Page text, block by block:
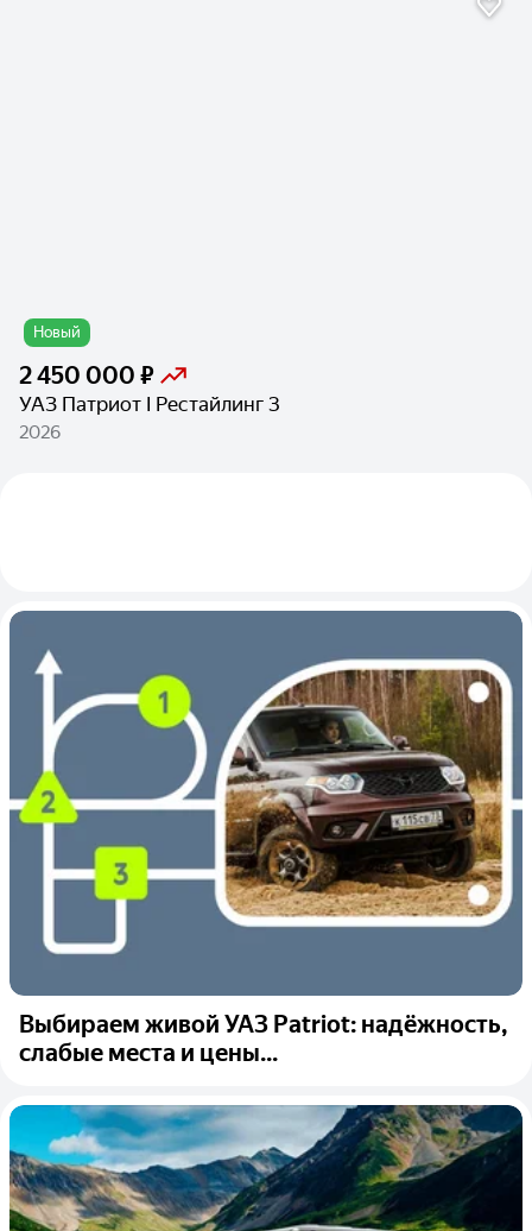
Новый
2 450 000 ₽
УАЗ Патриот I Рестайлинг 3
2026
Выбираем живой УАЗ Patriot: надёжность,
слабые места и цены...